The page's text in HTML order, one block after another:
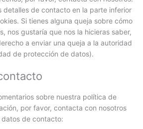
detalles de contacto en la parte inferior
Si tienes alguna queja sobre cómo
nos gustaría que nos la hicieras saber,
a enviar una queja a la autoridad
de protección de datos).
sobre nuestra política de
por favor, contacta con nosotros
datos de contacto: